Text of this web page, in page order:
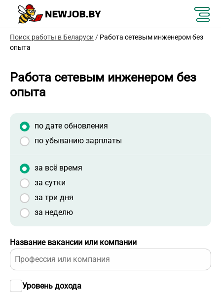
Поиск работы в Беларуси / Работа сетевым инженером без
опыта
Работа сетевым инженером без
опыта
Название вакансии или компании
Уровень дохода
по дате обновления
по убыванию зарплаты
за всё время
за сутки
за три дня
за неделю